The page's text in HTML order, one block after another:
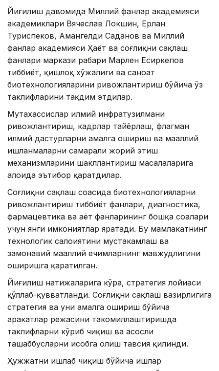
Йиғилиш давомида Миллий фанлар академияси
академиклари Вячеслав Локшин, Ерлан
Туриспеков, Амангелди Саданов ва Миллий
фанлар академияси Ҳаёт ва соғлиқни сақлаш
фанлари маркази раҳбари Марлен Есиркепов
тиббиёт, қишлоқ хўжалиги ва саноат
биотехнологияларини ривожлантириш бўйича ўз
таклифларини тақдим этдилар.
Мутахассислар илмий инфратузилмани
ривожлантириш, кадрлар тайёрлаш, флагман
илмий дастурларни амалга ошириш ва маҳаллий
ишланмаларни самарали жорий этиш
механизмларини шакллантириш масалаларига
алоҳида эътибор қаратдилар.
Соғлиқни сақлаш соҳасида биотехнологияларни
ривожлантириш тиббиёт фанлари, диагностика,
фармацевтика ва ҳаёт фанларининг бошқа соҳалари
учун янги имкониятлар яратади. Бу мамлакатнинг
технологик салоҳиятини мустаҳкамлаш ва
замонавий маҳаллий ечимларнинг мавжудлигини
оширишга қаратилган.
Йиғилиш натижаларига кўра, стратегия лойиҳаси
қўллаб-қувватланди. Соғлиқни сақлаш вазирлигига
стратегия ва уни амалга ошириш бўйича
ҳаракатлар режасини такомиллаштиришда
таклифларни кўриб чиқиш ва асосли
ташаббусларни ҳисобга олиш тавсия қилинди.
Ҳужжатни ишлаб чиқиш бўйича ишлар